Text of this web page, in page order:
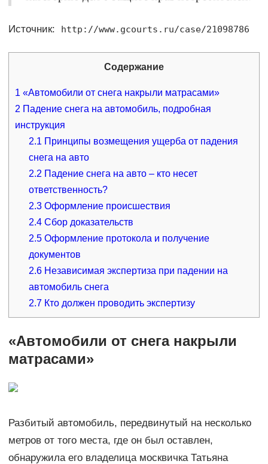
Источник: http://www.gcourts.ru/case/21098786
Содержание
1 «Автомобили от снега накрыли матрасами»
2 Падение снега на автомобиль, подробная
инструкция
2.1 Принципы возмещения ущерба от падения
снега на авто
2.2 Падение снега на авто – кто несет
ответственность?
2.3 Оформление происшествия
2.4 Сбор доказательств
2.5 Оформление протокола и получение
документов
2.6 Независимая экспертиза при падении на
автомобиль снега
2.7 Кто должен проводить экспертизу
«Автомобили от снега накрыли
матрасами»
Разбитый автомобиль, передвинутый на несколько
метров от того места, где он был оставлен,
обнаружила его владелица москвичка Татьяна